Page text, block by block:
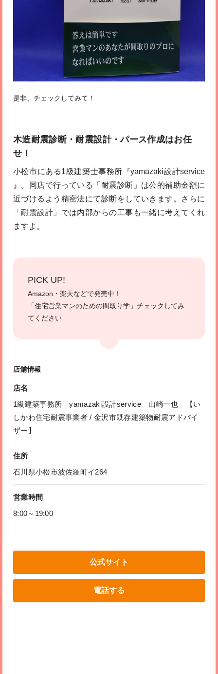
是非、チェックしてみて！
木造耐震診断・耐震設計・パース作成はお任
せ！
小松市にある1級建築士事務所『yamazaki設計service
』。同店で行っている「耐震診断」は公的補助金額に
近づけるよう精密法にて診断をしていきます。さらに
「耐震設計」では内部からの工事も一緒に考えてくれ
ますよ。
PICK UP!
Amazon・楽天などで発売中！
「住宅営業マンのための間取り学」チェックしてみ
てください
店舗情報
店名
1級建築事務所 yamazaki設計service 山崎一也 【い
しかわ住宅耐震事業者 / 金沢市既存建築物耐震アドバイ
ザー】
住所
石川県小松市波佐羅町イ264
営業時間
8:00～19:00
公式サイト
電話する